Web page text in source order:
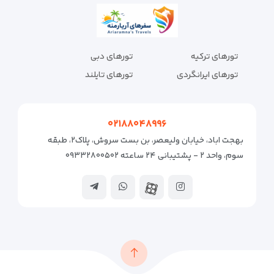
تورهای ترکیه
تورهای ایرانگردی
تورهای دبی
تورهای تایلند
۰۲۱۸۸۰۴۸۹۹۶
بهجت اباد، خیابان ولیعصر، بن بست سروش، پلاک۲، طبقه
سوم، واحد ۲ - پشتیبانی ۲۴ ساعته ۰۹۳۳۲۸۰۰۵۰۲